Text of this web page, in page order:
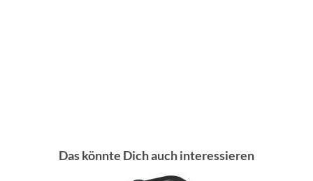
Das könnte Dich auch interessieren